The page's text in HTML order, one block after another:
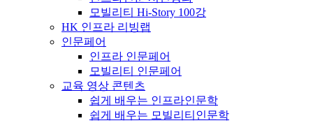
모빌리티 Hi-Story 100강
HK 인프라 리빙랩
인문페어
인프라 인문페어
모빌리티 인문페어
교육 영상 콘텐츠
쉽게 배우는 인프라인문학
쉽게 배우는 모빌리티인문학